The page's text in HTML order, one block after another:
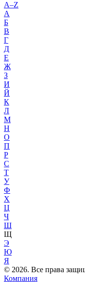
A–Z
А
Б
В
Г
Д
Е
Ж
З
И
Й
К
Л
М
Н
О
П
Р
С
Т
У
Ф
Х
Ц
Ч
Ш
Щ
Э
Ю
Я
© 2026. Все права
Компания